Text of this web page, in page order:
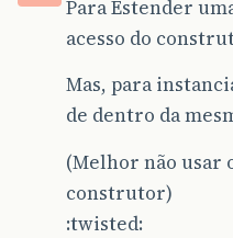
Para Estender
acesso do
Mas, para
de dentro da
(Melhor não usar
construtor)
:twisted: